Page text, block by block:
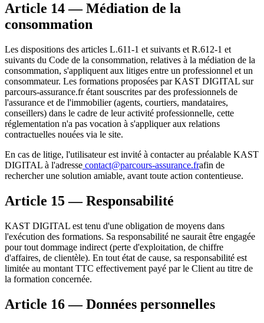
Article 14 — Médiation de la
consommation
Les dispositions des articles L.611-1 et suivants et R.612-1 et
suivants du Code de la consommation, relatives à la médiation de la
consommation, s'appliquent aux litiges entre un professionnel et un
consommateur. Les formations proposées par KAST DIGITAL sur
parcours-assurance.fr étant souscrites par des professionnels de
l'assurance et de l'immobilier (agents, courtiers, mandataires,
conseillers) dans le cadre de leur activité professionnelle, cette
réglementation n'a pas vocation à s'appliquer aux relations
contractuelles nouées via le site.
En cas de litige, l'utilisateur est invité à contacter au préalable KAST
DIGITAL à l'adresse contact@parcours-assurance.frafin de
rechercher une solution amiable, avant toute action contentieuse.
Article 15 — Responsabilité
KAST DIGITAL est tenu d'une obligation de moyens dans
l'exécution des formations. Sa responsabilité ne saurait être engagée
pour tout dommage indirect (perte d'exploitation, de chiffre
d'affaires, de clientèle). En tout état de cause, sa responsabilité est
limitée au montant TTC effectivement payé par le Client au titre de
la formation concernée.
Article 16 — Données personnelles